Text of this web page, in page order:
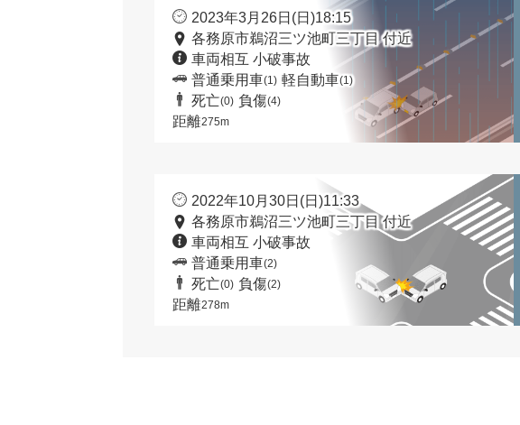
2023年3月26日(日)18:15
各務原市鵜沼三ツ池町三丁目 付近
車両相互 小破事故
普通乗用車(1) 軽自動車(1)
死亡(0) 負傷(4)
距離275m
2022年10月30日(日)11:33
各務原市鵜沼三ツ池町三丁目 付近
車両相互 小破事故
普通乗用車(2)
死亡(0) 負傷(2)
距離278m